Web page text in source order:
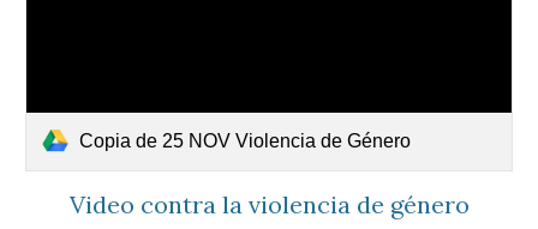
Copia de 25 NOV Violencia de Género
Video contra la violencia de género